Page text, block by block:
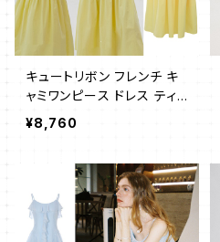
キュートリボン フレンチ キ
ャミワンピース ドレス ティ
アード フレアドレス イエロ
¥8,760